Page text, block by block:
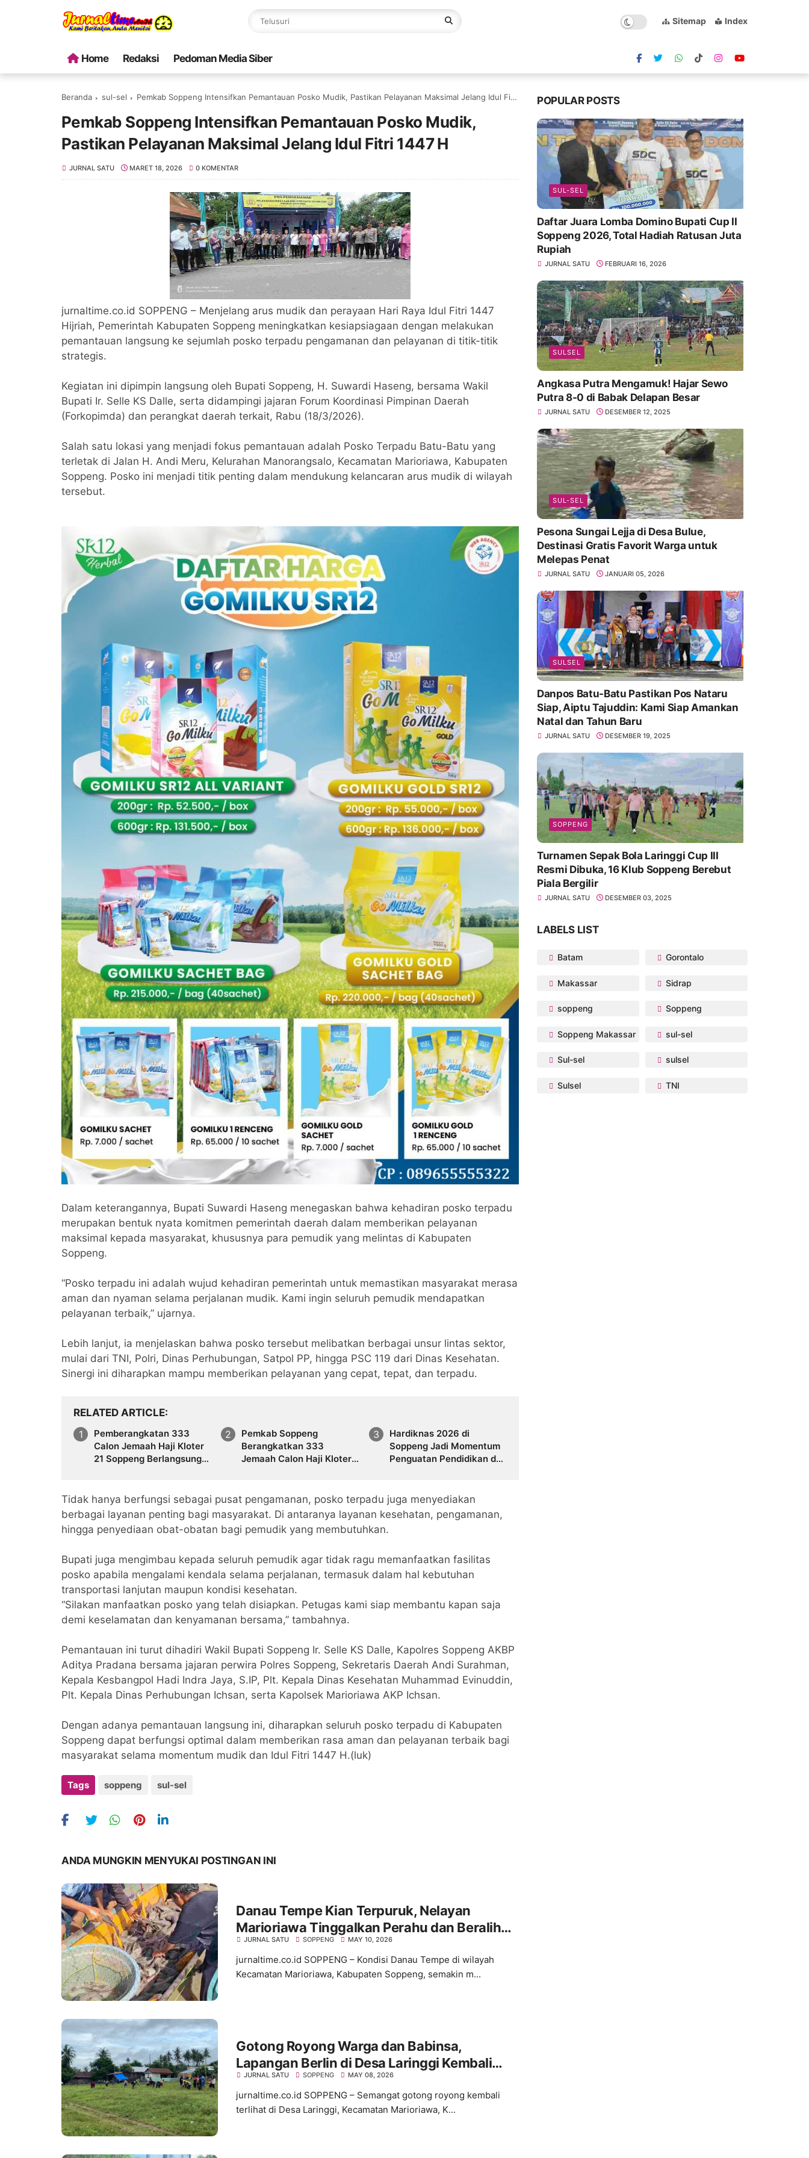
Sitemap Index
Home Redaksi Pedoman Media Siber
Beranda sul-sel Pemkab Soppeng Intensifkan Pemantauan Posko Mudik, Pastikan Pelayanan Maksimal Jelang Idul Fitri 1447 H
Pemkab Soppeng Intensifkan Pemantauan Posko Mudik,
Pastikan Pelayanan Maksimal Jelang Idul Fitri 1447 H
JURNAL SATU MARET 18, 2026 0 KOMENTAR
jurnaltime.co.id SOPPENG – Menjelang arus mudik dan perayaan Hari Raya Idul Fitri 1447
Hijriah, Pemerintah Kabupaten Soppeng meningkatkan kesiapsiagaan dengan melakukan
pemantauan langsung ke sejumlah posko terpadu pengamanan dan pelayanan di titik-titik
strategis.
Kegiatan ini dipimpin langsung oleh Bupati Soppeng, H. Suwardi Haseng, bersama Wakil
Bupati Ir. Selle KS Dalle, serta didampingi jajaran Forum Koordinasi Pimpinan Daerah
(Forkopimda) dan perangkat daerah terkait, Rabu (18/3/2026).
Salah satu lokasi yang menjadi fokus pemantauan adalah Posko Terpadu Batu-Batu yang
terletak di Jalan H. Andi Meru, Kelurahan Manorangsalo, Kecamatan Marioriawa, Kabupaten
Soppeng. Posko ini menjadi titik penting dalam mendukung kelancaran arus mudik di wilayah
tersebut.
Dalam keterangannya, Bupati Suwardi Haseng menegaskan bahwa kehadiran posko terpadu
merupakan bentuk nyata komitmen pemerintah daerah dalam memberikan pelayanan
maksimal kepada masyarakat, khususnya para pemudik yang melintas di Kabupaten
Soppeng.
“Posko terpadu ini adalah wujud kehadiran pemerintah untuk memastikan masyarakat merasa
aman dan nyaman selama perjalanan mudik. Kami ingin seluruh pemudik mendapatkan
pelayanan terbaik,” ujarnya.
Lebih lanjut, ia menjelaskan bahwa posko tersebut melibatkan berbagai unsur lintas sektor,
mulai dari TNI, Polri, Dinas Perhubungan, Satpol PP, hingga PSC 119 dari Dinas Kesehatan.
Sinergi ini diharapkan mampu memberikan pelayanan yang cepat, tepat, dan terpadu.
RELATED ARTICLE
Pemberangkatan 333
Calon Jemaah Haji Kloter
21 Soppeng Berlangsung
Pemkab Soppeng
Berangkatkan 333
Jemaah Calon Haji Kloter
Hardiknas 2026 di
Soppeng Jadi Momentum
Penguatan Pendidikan dan
Tidak hanya berfungsi sebagai pusat pengamanan, posko terpadu juga menyediakan
berbagai layanan penting bagi masyarakat. Di antaranya layanan kesehatan, pengamanan,
hingga penyediaan obat-obatan bagi pemudik yang membutuhkan.
Bupati juga mengimbau kepada seluruh pemudik agar tidak ragu memanfaatkan fasilitas
posko apabila mengalami kendala selama perjalanan, termasuk dalam hal kebutuhan
transportasi lanjutan maupun kondisi kesehatan.
“Silakan manfaatkan posko yang telah disiapkan. Petugas kami siap membantu kapan saja
demi keselamatan dan kenyamanan bersama,” tambahnya.
Pemantauan ini turut dihadiri Wakil Bupati Soppeng Ir. Selle KS Dalle, Kapolres Soppeng AKBP
Aditya Pradana bersama jajaran perwira Polres Soppeng, Sekretaris Daerah Andi Surahman,
Kepala Kesbangpol Hadi Indra Jaya, S.IP, Plt. Kepala Dinas Kesehatan Muhammad Evinuddin,
Plt. Kepala Dinas Perhubungan Ichsan, serta Kapolsek Marioriawa AKP Ichsan.
Dengan adanya pemantauan langsung ini, diharapkan seluruh posko terpadu di Kabupaten
Soppeng dapat berfungsi optimal dalam memberikan rasa aman dan pelayanan terbaik bagi
masyarakat selama momentum mudik dan Idul Fitri 1447 H.(luk)
Tags soppeng sul-sel
ANDA MUNGKIN MENYUKAI POSTINGAN INI
Danau Tempe Kian Terpuruk, Nelayan
Marioriawa Tinggalkan Perahu dan Beralih
Profesi
JURNAL SATU SOPPENG MAY 10, 2026
jurnaltime.co.id SOPPENG – Kondisi Danau Tempe di wilayah
Kecamatan Marioriawa, Kabupaten Soppeng, semakin m...
Gotong Royong Warga dan Babinsa,
Lapangan Berlin di Desa Laringgi Kembali
Bersih dan Siap Digunakan
JURNAL SATU SOPPENG MAY 08, 2026
jurnaltime.co.id SOPPENG – Semangat gotong royong kembali
terlihat di Desa Laringgi, Kecamatan Marioriawa, K...
POPULAR POSTS
SUL-SEL
Daftar Juara Lomba Domino Bupati Cup II
Soppeng 2026, Total Hadiah Ratusan Juta
Rupiah
JURNAL SATU FEBRUARI 16, 2026
SULSEL
Angkasa Putra Mengamuk! Hajar Sewo
Putra 8-0 di Babak Delapan Besar
JURNAL SATU DESEMBER 12, 2025
SUL-SEL
Pesona Sungai Lejja di Desa Bulue,
Destinasi Gratis Favorit Warga untuk
Melepas Penat
JURNAL SATU JANUARI 05, 2026
SULSEL
Danpos Batu-Batu Pastikan Pos Nataru
Siap, Aiptu Tajuddin: Kami Siap Amankan
Natal dan Tahun Baru
JURNAL SATU DESEMBER 19, 2025
SOPPENG
Turnamen Sepak Bola Laringgi Cup III
Resmi Dibuka, 16 Klub Soppeng Berebut
Piala Bergilir
JURNAL SATU DESEMBER 03, 2025
LABELS LIST
Batam Gorontalo
Makassar Sidrap
soppeng Soppeng
Soppeng Makassar sul-sel
Sul-sel sulsel
Sulsel TNI